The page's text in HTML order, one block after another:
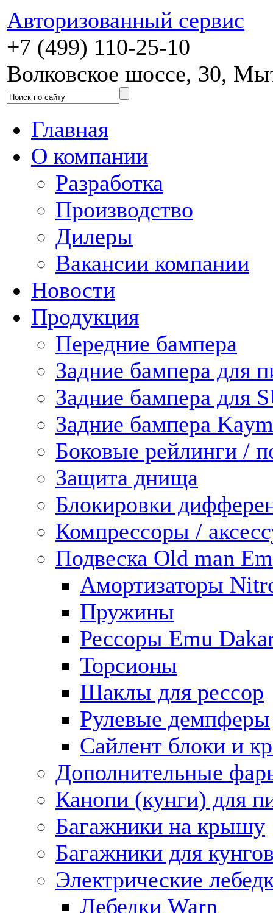
Авторизованный сервис
+7 (499) 110-25-10
Волковское шоссе, 30,
Главная
О компании
Разработка
Производство
Дилеры
Вакансии компании
Новости
Продукция
Передние бампера
Задние бампера для
Задние бампера для
Задние бампера
Боковые рейлинги /
Защита днища
Блокировки
Компрессоры /
Подвеска Old man
Амортизаторы
Пружины
Рессоры Emu
Торсионы
Шаклы для рессор
Рулевые демпферы
Сайлент блоки и
Дополнительные
Канопи (кунги) для
Багажники на крышу
Багажники для
Электрические
Лебедки Warn